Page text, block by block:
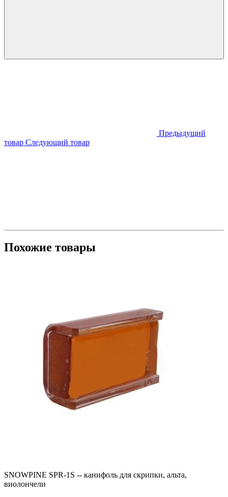
Предыдущий
товар Следующий товар
Похожие товары
SNOWPINE SPR-1S -- канифоль для скрипки, альта,
виолончели